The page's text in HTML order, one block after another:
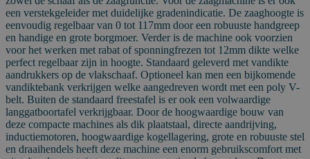
een verstekgeleider met duidelijke gradenindicatie. De zaaghoogte is
eenvoudig regelbaar van 0 tot 117mm door een robuuste handgreep
en handige en grote borgmoer. Verder is de machine ook voorzien
voor het werken met rabat of sponningfrezen tot 12mm dikte welke
perfect regelbaar zijn in hoogte. Standaard geleverd met vandikte
aandrukkers op de vlakschaaf. Optioneel kan men een bijkomende
vandiktebank verkrijgen welke aangedreven wordt met een poly V-
belt. Buiten de standaard freestafel is er ook een volwaardige
langgatboortafel verkrijgbaar. Door de hoogwaardige bouw van
deze compacte machines als dik plaatstaal, directe aandrijving,
inductiemotoren, hoogwaardige kogellagering, grote en robuuste stel
en draaihendels heeft deze machine een enorm gebruikscomfort met